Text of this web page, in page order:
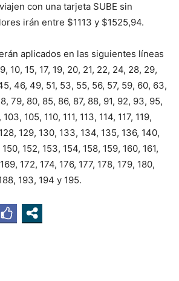
con una tarjeta SUBE sin
irán entre $1113 y $1525,94.
aplicados en las siguientes líneas
10, 15, 17, 19, 20, 21, 22, 24, 28, 29,
46, 49, 51, 53, 55, 56, 57, 59, 60, 63,
79, 80, 85, 86, 87, 88, 91, 92, 93, 95,
105, 110, 111, 113, 114, 117, 119,
129, 130, 133, 134, 135, 136, 140,
152, 153, 154, 158, 159, 160, 161,
172, 174, 176, 177, 178, 179, 180,
193, 194 y 195.